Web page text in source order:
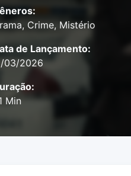
Crime, Mistério
de Lançamento:
03/2026
Min